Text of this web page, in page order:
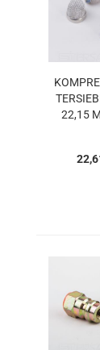
22,15